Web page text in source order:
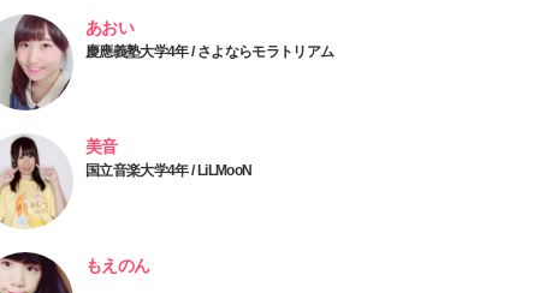
あおい
慶應義塾大学4年 / さよならモラトリアム
美音
国立音楽大学4年 / LiLMooN
もえのん